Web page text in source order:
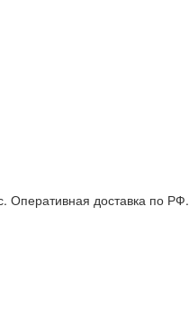
Оперативная доставка по РФ.